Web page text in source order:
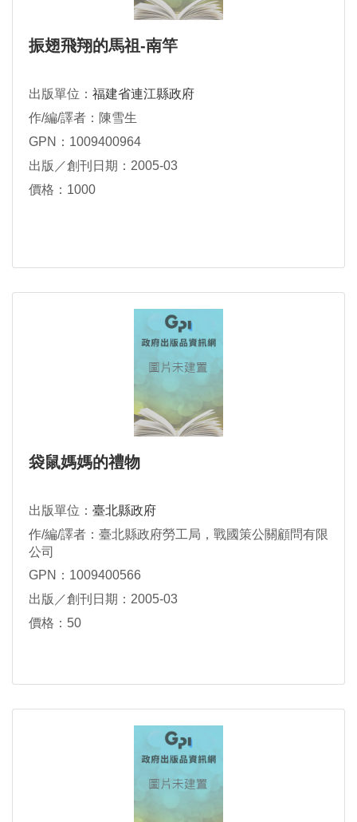
振翅飛翔的馬祖-南竿
出版單位： 福建省連江縣政府
作/編/譯者：陳雪生
GPN：1009400964
出版／創刊日期：2005-03
價格：1000
袋鼠媽媽的禮物
出版單位： 臺北縣政府
作/編/譯者：臺北縣政府勞工局，戰國策公關顧問有限
公司
GPN：1009400566
出版／創刊日期：2005-03
價格：50